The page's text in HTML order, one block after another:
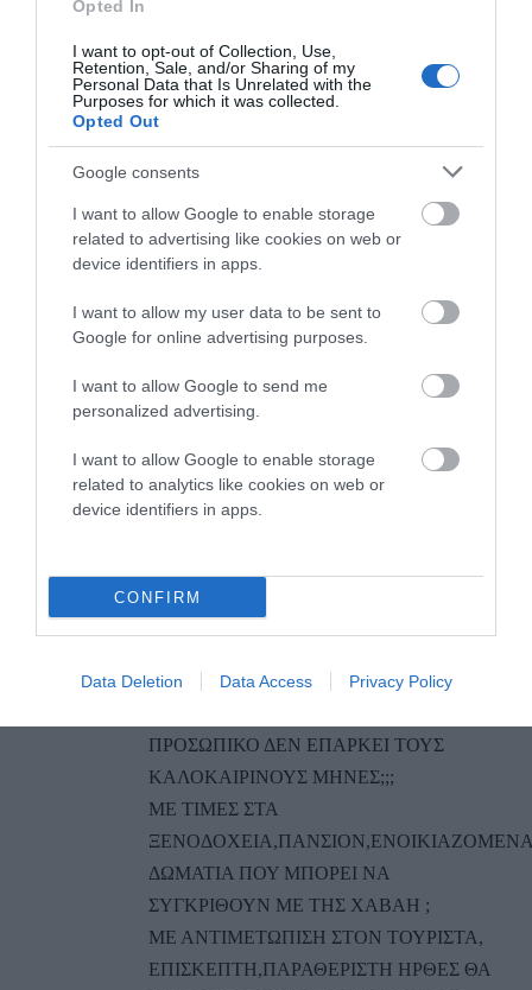
Opted In
I want to opt-out of Collection, Use,
Retention, Sale, and/or Sharing of my
Personal Data that Is Unrelated with the
Purposes for which it was collected.
Opted Out
Google consents
I want to allow Google to enable storage
related to advertising like cookies on web or
device identifiers in apps.
I want to allow my user data to be sent to
Google for online advertising purposes.
I want to allow Google to send me
personalized advertising.
I want to allow Google to enable storage
related to analytics like cookies on web or
device identifiers in apps.
CONFIRM
Data Deletion Data Access Privacy Policy
ΠΟΛΙΤΟΥ ΘΑ ΛΥΣΕΙ ΤΟ ΠΡΟΒΛΗΜΑ
ΕΙΝΑΙ ΑΕΤΟΠΟΥΛΟ ΦΑΙΝΕΤΑΙ.
ΤΟ ΑΝΕΚΔΟΤΟ ΤΟΥ ΔΗΜΟΥ ΓΙΑ ΤΟΝ
ΤΟΥΡΙΣΜΟ!!!
ΑΝΕΚΔΟΤΟ Ο ΤΟΥΡΙΣΜΟΣ ΣΤΗΝ
ΜΕ ΤΙ ΥΠΟΔΟΜΕΣ;;;;
ΜΕ ΤΙΜΕΣ ΣΤΑ ΚΑΤΑΣΤΗΜΑΤΑ ΣΙΤΙΣΗΣ
ΚΟΛΟΝΑΚΙΟΥ;;;
ΜΕ ΜΕΣΑ ΜΑΖΙΚΗΣ ΜΕΤΑΦΟΡΑΣ ΠΟΥ
ΔΕΝ ΥΠΑΡΧΟΥΝ ΠΑΡΑ ΜΟΝΟ ΤΙΣ ΩΡΕΣ
ΜΕ ΤΑΞΙ ΠΟΥ ΟΙ ΤΙΜΕΣ ΤΟΥΣ
ΛΟΝΔΙΝΟΥ;;;
ΜΕ ΓΑΙΔΟΥΡΙΑ ΓΙΑΤΙ ΕΙΝΑΙ ΧΑΛΙΑ;;;
ΠΡΟΣΩΠΙΚΟ ΔΕΝ ΕΠΑΡΚΕΙ ΤΟΥΣ
ΚΑΛΟΚΑΙΡΙΝΟΥΣ ΜΗΝΕΣ;;;
ΜΕ ΤΙΜΕΣ ΣΤΑ
ΞΕΝΟΔΟΧΕΙΑ,ΠΑΝΣΙΟΝ,ΕΝΟΙΚΙΑΖΟΜΕΝΑ
ΔΩΜΑΤΙΑ ΠΟΥ ΜΠΟΡΕΙ ΝΑ
ΣΥΓΚΡΙΘΟΥΝ ΜΕ ΤΗΣ ΧΑΒΑΗ ;
ΜΕ ΑΝΤΙΜΕΤΩΠΙΣΗ ΣΤΟΝ ΤΟΥΡΙΣΤΑ,
ΕΠΙΣΚΕΠΤΗ,ΠΑΡΑΘΕΡΙΣΤΗ ΗΡΘΕΣ ΘΑ